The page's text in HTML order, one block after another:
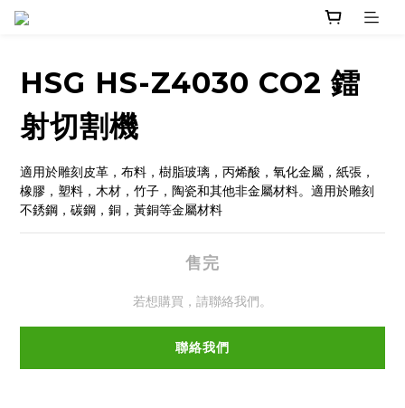
HSG HS-Z4030 CO2 鐳
射切割機
適用於雕刻皮革，布料，樹脂玻璃，丙烯酸，氧化金屬，紙張，
橡膠，塑料，木材，竹子，陶瓷和其他非金屬材料。適用於雕刻
不銹鋼，碳鋼，銅，黃銅等金屬材料
售完
若想購買，請聯絡我們。
聯絡我們